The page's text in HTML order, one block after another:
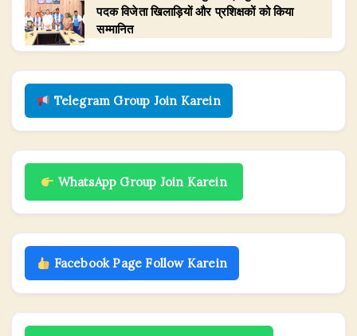
पदक विजेता खिलाड़ियों और प्रशिक्षकों को किया
सम्मानित
Telegram Group Join Karein
WhatsApp Group Join Karein
Facebook Page Follow Karein